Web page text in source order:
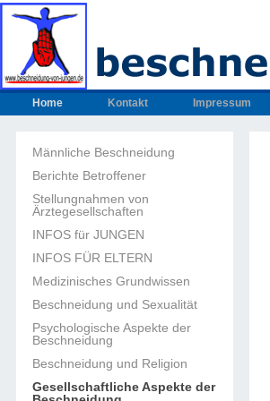
Home Kontakt Impressum
Männliche Beschneidung
Berichte Betroffener
Stellungnahmen von
Ärztegesellschaften
INFOS für JUNGEN
INFOS FÜR ELTERN
Medizinisches Grundwissen
Beschneidung und Sexualität
Psychologische Aspekte der
Beschneidung
Beschneidung und Religion
Gesellschaftliche Aspekte der